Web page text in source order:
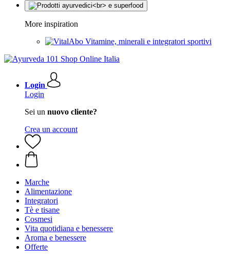
More inspiration
Vitamine, minerali e integratori sportivi
Login
Login
Sei un nuovo cliente?
Crea un account
Marche
Alimentazione
Integratori
Tè e tisane
Cosmesi
Vita quotidiana e benessere
Aroma e benessere
Offerte